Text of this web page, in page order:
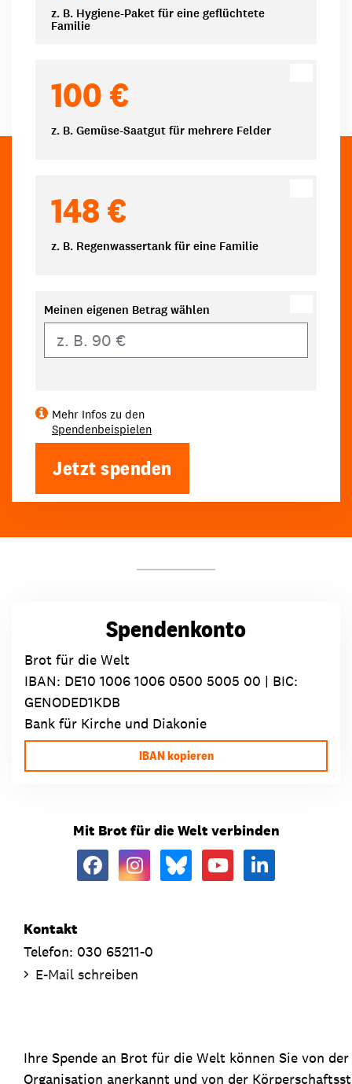
z. B. Hygiene-Paket für eine geflüchtete
Familie
100 €
z. B. Gemüse-Saatgut für mehrere Felder
148 €
z. B. Regenwassertank für eine Familie
Meinen eigenen Betrag wählen
Mehr Infos zu den
Spendenbeispielen
Jetzt spenden
Spendenkonto
Brot für die Welt
IBAN: DE10 1006 1006 0500 5005 00 | BIC:
GENODED1KDB
Bank für Kirche und Diakonie
IBAN kopieren
Mit Brot für die Welt verbinden
Kontakt
Telefon: 030 65211-0
E-Mail schreiben
Ihre Spende an Brot für die Welt können Sie von
Organisation anerkannt und von der